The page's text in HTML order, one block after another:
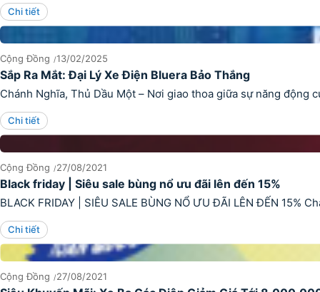
Chi tiết
Cộng Đồng 13/02/2025
Sắp Ra Mắt: Đại Lý Xe Điện Bluera Bảo Thắng
Chánh Nghĩa, Thủ Dầu Một – Nơi giao thoa giữa sự năng
Chi tiết
Cộng Đồng 27/08/2021
Black friday | Siêu sale bùng nổ ưu đãi lên đến 15%
BLACK FRIDAY | SIÊU SALE BÙNG NỔ ƯU ĐÃI LÊN ĐẾN
Chi tiết
Cộng Đồng 27/08/2021